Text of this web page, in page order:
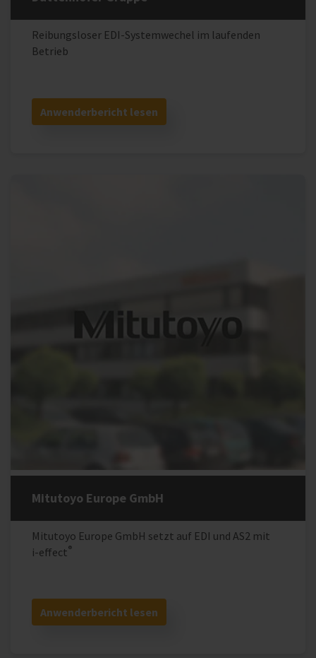
Reibungsloser EDI-Systemwechel im laufenden
Betrieb
Anwenderbericht lesen
Mitutoyo Europe GmbH
Mitutoyo Europe GmbH setzt auf EDI und AS2 mit
i‑effect®
Anwenderbericht lesen